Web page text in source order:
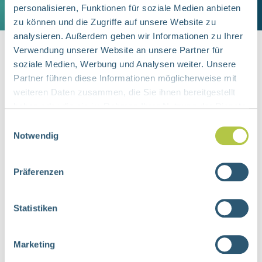
personalisieren, Funktionen für soziale Medien anbieten
zu können und die Zugriffe auf unsere Website zu
analysieren. Außerdem geben wir Informationen zu Ihrer
Verwendung unserer Website an unsere Partner für
soziale Medien, Werbung und Analysen weiter. Unsere
Partner führen diese Informationen möglicherweise mit
weiteren Daten zusammen, die Sie ihnen bereitgestellt
Notwendig
Präferenzen
Statistiken
Marketing
Schwierigkeiten beim Lesen.
Probleme bei der Orientierung
auf Arbeitsblättern.
Ungenaues Greifen nach
Sehschärfe,
Stereosehen,
Kontrast- und Farbsehen
Einsatz bestimmter Hilfsmittel
(zum Beispiel des Lesestab zur
wir die Kinder oder Jugendlichen
Auffälligkeiten im Verhalten
besonders schwerfallen. Sie erhalten
zum Abschluss einen ausführlichen
Anschrift:
Forschungsambulanz Sehen
Cranachstraße 56
45147 Essen
Sie finden uns in der Cranachstraße 56,
45147 Essen, fußläufig zum
kostenfrei.
mehr erfahren